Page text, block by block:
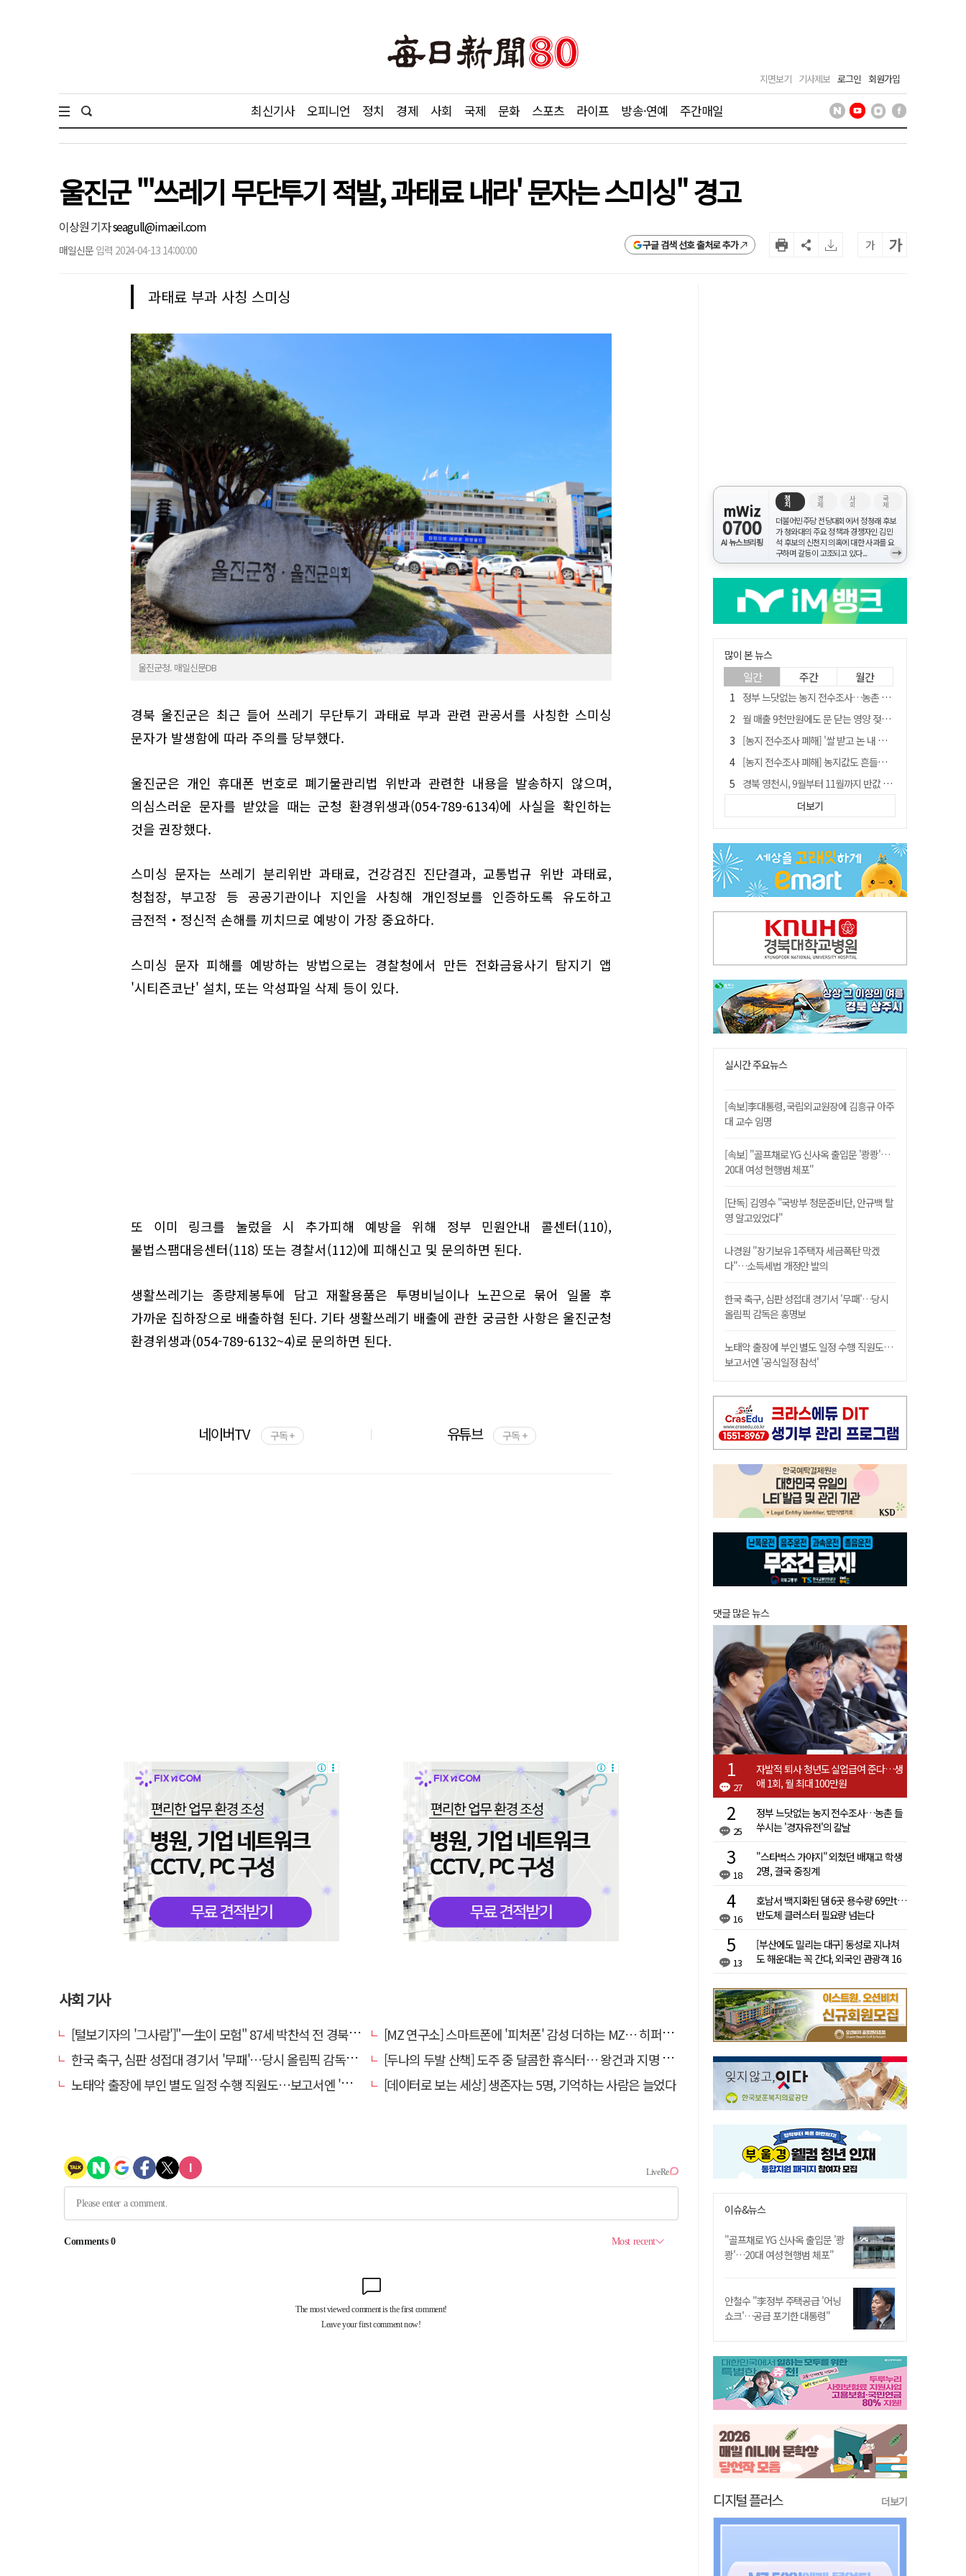
지면보기 기사제보 로그인 회원가입
최신기사 오피니언 정치 경제 사회 국제 문화 스포츠 라이프 방송·연예 주간매일
울진군 "'쓰레기 무단투기 적발, 과태료 내라' 문자는 스미싱" 경고
이상원 기자seagull@imaeil.com
매일신문 입력 2024-04-13 14:00:00 구글 검색 선호 출처로 추가 가 가
과태료 부과 사칭 스미싱
울진군청. 매일신문DB
경북 울진군은 최근 들어 쓰레기 무단투기 과태료 부과 관련 관공서를 사칭한 스미싱
문자가 발생함에 따라 주의를 당부했다.
울진군은 개인 휴대폰 번호로 폐기물관리법 위반과 관련한 내용을 발송하지 않으며,
의심스러운 문자를 받았을 때는 군청 환경위생과(054-789-6134)에 사실을 확인하는
것을 권장했다.
스미싱 문자는 쓰레기 분리위반 과태료, 건강검진 진단결과, 교통법규 위반 과태료,
청첩장, 부고장 등 공공기관이나 지인을 사칭해 개인정보를 인증하도록 유도하고
금전적‧정신적 손해를 끼치므로 예방이 가장 중요하다.
스미싱 문자 피해를 예방하는 방법으로는 경찰청에서 만든 전화금융사기 탐지기 앱
'시티즌코난' 설치, 또는 악성파일 삭제 등이 있다.
또 이미 링크를 눌렀을 시 추가피해 예방을 위해 정부 민원안내 콜센터(110),
불법스팸대응센터(118) 또는 경찰서(112)에 피해신고 및 문의하면 된다.
생활쓰레기는 종량제봉투에 담고 재활용품은 투명비닐이나 노끈으로 묶어 일몰 후
가까운 집하장으로 배출하혐 된다. 기타 생활쓰레기 배출에 관한 궁금한 사항은 울진군청
환경위생과(054-789-6132~4)로 문의하면 된다.
네이버TV 구독 + 유튜브 구독 +
사회 기사
[털보기자의 '그사람']"一生이 모험" 87세 박찬석 전 경북대 총장
[MZ 연구소] 스마트폰에 '피처폰' 감성 더하는 MZ… 히퍼와 줄이어폰
한국 축구, 심판 성접대 경기서 '무패'…당시 올림픽 감독은 홍명보
[두나의 두발 산책] 도주 중 달콤한 휴식터… 왕건과 지명 산책
노태악 출장에 부인 별도 일정 수행 직원도…보고서엔 '공식일정 참석'
[데이터로 보는 세상] 생존자는 5명, 기억하는 사람은 늘었다
mWiz
0700
AI 뉴스브리핑
정
치
경
제
사
회
국
제
더불어민주당 전당대회에서 정청래 후보
가 청와대의 주요 정책과 경쟁자인 김민
석 후보의 신천지 의혹에 대한 사과를 요
구하며 갈등이 고조되고 있다...
→
많이 본 뉴스
일간 주간 월간
정부 느닷없는 농지 전수조사…농촌 들쑤시는 '경자유전'의 칼날
월 매출 9천만원에도 문 닫는 영양 젖소농장… "일할 사람이 없어"
[농지 전수조사 폐해] '쌀 받고 논 내 준' 도지농 이제 어쩌나?
[농지 전수조사 폐해] 농지값도 흔들리나…"도지 막히면 헐값 매물 나올 수도"
경북 영천시, 9월부터 11월까지 반값 여행 혜택 제공
'솔리다임 IPO 추진설' SK하이닉스, 주가 9% 급락
[농지 전수조사 폐해] 실경작농·청년농 부담도 커진다
TK신공항 참여 주저한 LH, 광주군공항 사업에는 앞장
아쉬운 태클
더보기
실시간 주요뉴스
[속보]李대통령, 국립외교원장에 김흥규 아주
대 교수 임명
[속보] "골프채로 YG 신사옥 출입문 '쾅쾅'…
20대 여성 현행범 체포"
[단독] 김영수 "국방부 청문준비단, 안규백 탈
영 알고있었다"
나경원 "장기보유 1주택자 세금폭탄 막겠
다"…소득세법 개정안 발의
한국 축구, 심판 성접대 경기서 '무패'…당시
올림픽 감독은 홍명보
노태악 출장에 부인 별도 일정 수행 직원도…
보고서엔 '공식일정 참석'
댓글 많은 뉴스
27
자발적 퇴사 청년도 실업급여 준다…생
애 1회, 월 최대 100만원
25
정부 느닷없는 농지 전수조사…농촌 들
쑤시는 '경자유전'의 칼날
18
"스타벅스 가야지" 외쳤던 배재고 학생
2명, 결국 중징계
16
호남서 백지화된 댐 6곳 용수량 69만t…
반도체 클러스터 필요량 넘는다
13
[부산에도 밀리는 대구] 동성로 지나쳐
도 해운대는 꼭 간다, 외국인 관광객 16
이슈&뉴스
"골프채로 YG 신사옥 출입문 '쾅
쾅'…20대 여성 현행범 체포"
안철수 "李정부 주택공급 '어닝
쇼크'…공급 포기한 대통령"
디지털 플러스 더보기